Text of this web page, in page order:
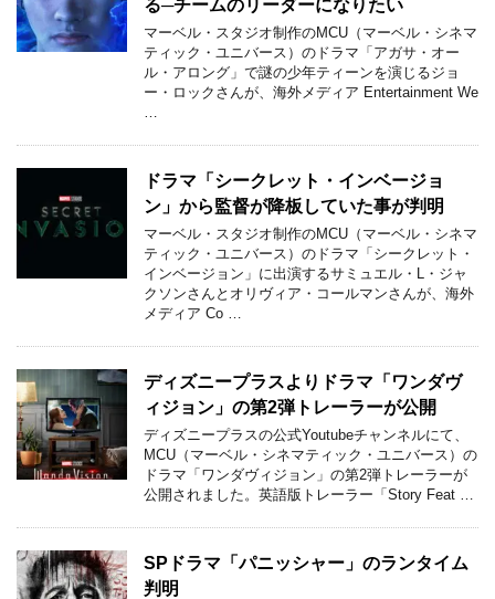
る─チームのリーダーになりたい
マーベル・スタジオ制作のMCU（マーベル・シネマ
ティック・ユニバース）のドラマ「アガサ・オー
ル・アロング」で謎の少年ティーンを演じるジョ
ー・ロックさんが、海外メディア Entertainment We
ドラマ「シークレット・インベージョ
ン」から監督が降板していた事が判明
マーベル・スタジオ制作のMCU（マーベル・シネマ
ティック・ユニバース）のドラマ「シークレット・
インベージョン」に出演するサミュエル・L・ジャ
クソンさんとオリヴィア・コールマンさんが、海外
メディア Co …
ディズニープラスよりドラマ「ワンダヴ
ィジョン」の第2弾トレーラーが公開
ディズニープラスの公式Youtubeチャンネルにて、
MCU（マーベル・シネマティック・ユニバース）の
ドラマ「ワンダヴィジョン」の第2弾トレーラーが
公開されました。英語版トレーラー「Story Feat …
SPドラマ「パニッシャー」のランタイム
判明